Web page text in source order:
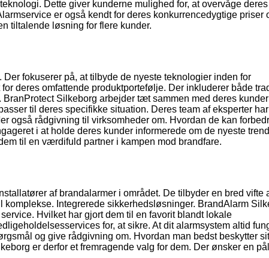
Dette giver kunderne mulighed for, at overvåge deres
er også kendt for deres konkurrencedygtige priser
tiltalende løsning for flere kunder.
fokuserer på, at tilbyde de nyeste teknologier inden for
deres omfattende produktportefølje. Der inkluderer både
Silkeborg arbejder tæt sammen med deres kunder
til deres specifikke situation. Deres team af eksperter
også rådgivning til virksomheder om. Hvordan de kan
i at holde deres kunder informerede om de nyeste
til en værdifuld partner i kampen mod brandfare.
af brandalarmer i området. De tilbyder en bred vifte
Integrerede sikkerhedsløsninger. BrandAlarm
Hvilket har gjort dem til en favorit blandt lokale
for, at sikre. At dit alarmsystem altid
og give rådgivning om. Hvordan man bedst beskytter
er derfor et fremragende valg for dem. Der ønsker en